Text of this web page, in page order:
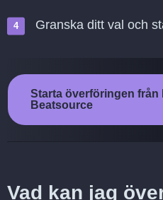
Granska ditt val och
Starta överföringen från
Beatsource
Vad kan jag